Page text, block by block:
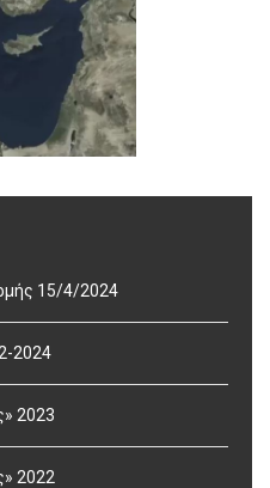
15/4/2024
2024
2023
2022